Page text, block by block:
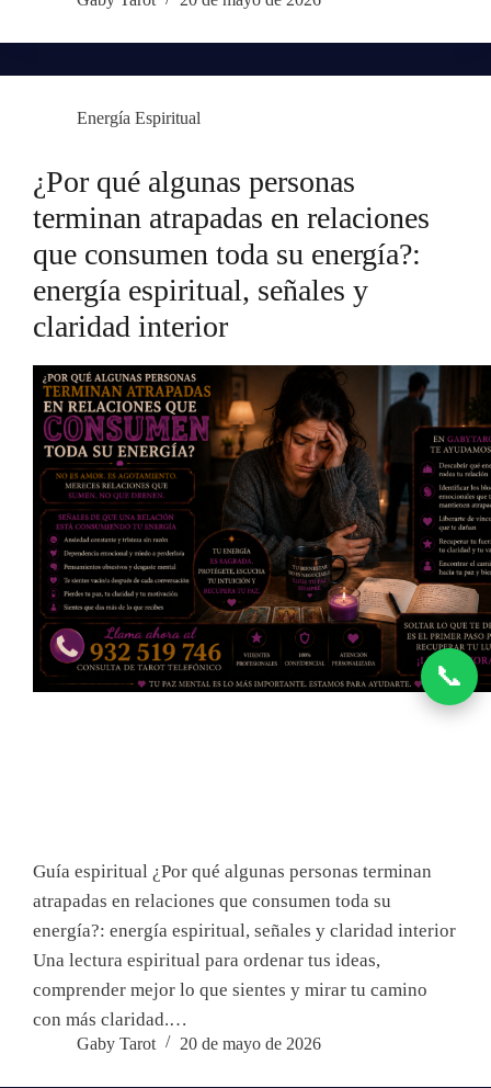
Energía Espiritual
¿Por qué algunas personas
terminan atrapadas en relaciones
que consumen toda su energía?:
energía espiritual, señales y
claridad interior
Guía espiritual ¿Por qué algunas personas terminan
atrapadas en relaciones que consumen toda su
energía?: energía espiritual, señales y claridad interior
Una lectura espiritual para ordenar tus ideas,
comprender mejor lo que sientes y mirar tu camino
con más claridad.…
Gaby Tarot 20 de mayo de 2026
📞